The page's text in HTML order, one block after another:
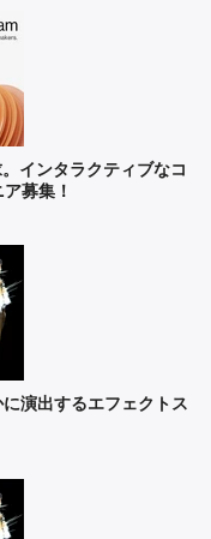
インタラクティブなコ
募集！
演出するエフェクトス